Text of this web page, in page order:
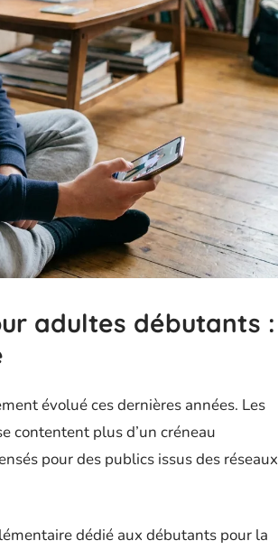
adultes débutants :
évolué ces dernières années. Les
contentent plus d’un créneau
pour des publics issus des réseaux
dédié aux débutants pour la